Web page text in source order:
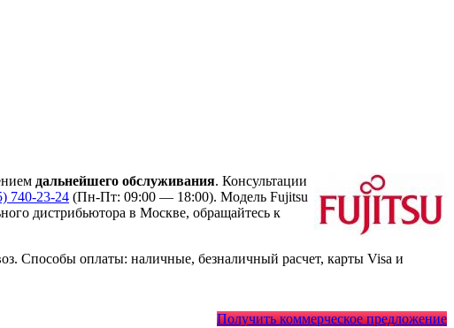
дальнейшего обслуживания. Консультации
740-23-24 (Пн-Пт: 09:00 — 18:00). Модель Fujitsu
дистрибьютора в Москве, обращайтесь к
Способы оплаты: наличные, безналичный расчет, карты Visa и
Получить коммерческое предложение